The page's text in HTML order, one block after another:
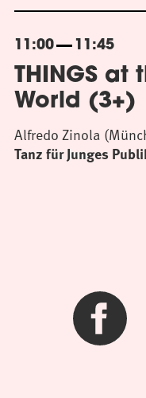
11:00 11:45
THINGS at
World (3+)
Tanz für Junges
Alfredo Zinola